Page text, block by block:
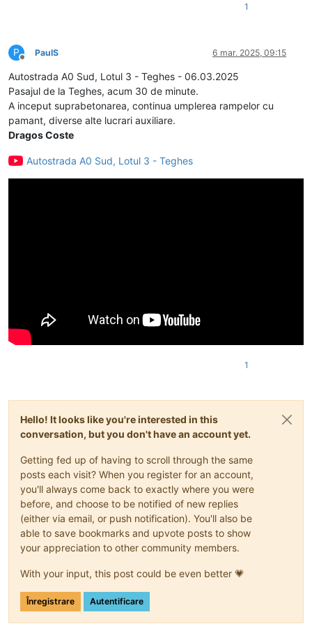
1
P
Deconectat
PaulS 6 mar. 2025, 09:15
Autostrada A0 Sud, Lotul 3 - Teghes - 06.03.2025
Pasajul de la Teghes, acum 30 de minute.
A inceput suprabetonarea, continua umplerea rampelor cu
pamant, diverse alte lucrari auxiliare.
Dragos Coste
Autostrada A0 Sud, Lotul 3 - Teghes
1
Hello! It looks like you're interested in this
conversation, but you don't have an account yet.
Getting fed up of having to scroll through the same
posts each visit? When you register for an account,
you'll always come back to exactly where you were
before, and choose to be notified of new replies
(either via email, or push notification). You'll also be
able to save bookmarks and upvote posts to show
your appreciation to other community members.
With your input, this post could be even better 💗
Înregistrare Autentificare